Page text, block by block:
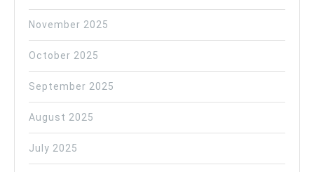
November 2025
October 2025
September 2025
August 2025
July 2025